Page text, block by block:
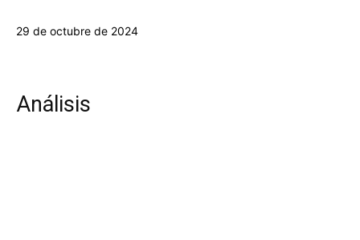
29 de octubre de 2024
Análisis